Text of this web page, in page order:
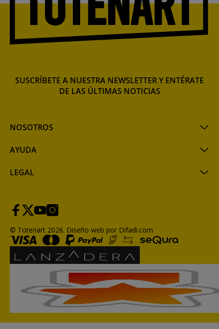
NOSOTROS
AYUDA
LEGAL
SUSCRÍBETE A NUESTRA NEWSLETTER Y ENTÉRATE
DE LAS ÚLTIMAS NOTICIAS
© Totenart 2026. Diseño web por Difadi.com